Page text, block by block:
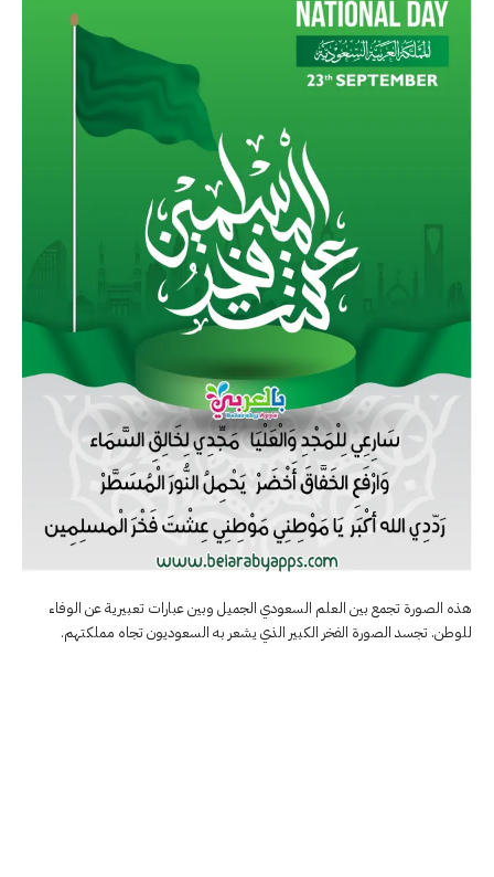
هذه الصورة تجمع بين العلم السعودي الجميل وبين عبارات تعبيرية عن الوفاء
للوطن. تجسد الصورة الفخر الكبير الذي يشعر به السعوديون تجاه مملكتهم.